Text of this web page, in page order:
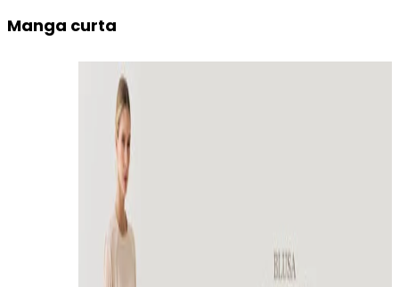
Manga curta